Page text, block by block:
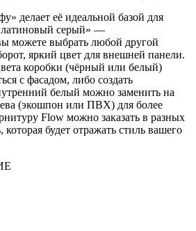
делает её идеальной базой для
серый» —
можете выбрать любой другой
яркий цвет для внешней панели.
коробки (чёрный или белый)
с фасадом, либо создать
белый можно заменить на
(экошпон или ПВХ) для более
Flow можно заказать в разных
которая будет отражать стиль вашего